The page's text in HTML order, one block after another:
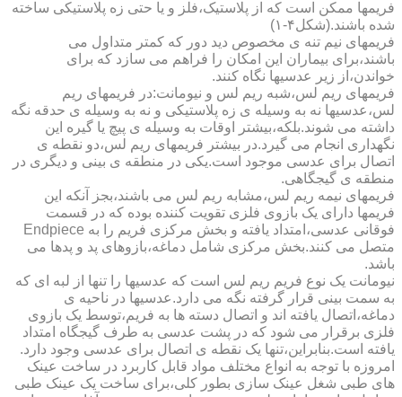
فریمها ممکن است که از پلاستیک،فلز و یا حتی زه پلاستیکی ساخته
شده باشند.(شکل۴-۱)
فریمهای نیم تنه ی مخصوص دید دور که کمتر متداول می
باشند،برای بیماران این امکان را فراهم می سازد که برای
خواندن،از زیر عدسیها نگاه کنند.
فریمهای ریم لس،شبه ریم لس و نیومانت:در فریمهای ریم
لس،عدسیها نه به وسیله ی زه پلاستیکی و نه به وسیله ی حدقه نگه
داشته می شوند.بلکه،بیشتر اوقات به وسیله ی پیچ یا گیره این
نگهداری انجام می گیرد.در بیشتر فریمهای ریم لس،دو نقطه ی
اتصال برای عدسی موجود است.یکی در منطقه ی بینی و دیگری در
منطقه ی گیجگاهی.
فریمهای نیمه ریم لس،مشابه ریم لس می باشند،بجز آنکه این
فریمها دارای یک بازوی فلزی تقویت کننده بوده که در قسمت
فوقانی عدسی،امتداد یافته و بخش مرکزی فریم را به Endpiece
متصل می کنند.بخش مرکزی شامل دماغه،بازوهای پد و پدها می
باشد.
نیومانت یک نوع فریم ریم لس است که عدسیها را تنها از لبه ای که
به سمت بینی قرار گرفته نگه می دارد.عدسیها در ناحیه ی
دماغه،اتصال یافته اند و اتصال دسته ها به فریم،توسط یک بازوی
فلزی برقرار می شود که در پشت عدسی به طرف گیجگاه امتداد
یافته است.بنابراین،تنها یک نقطه ی اتصال برای عدسی وجود دارد.
امروزه با توجه به انواع مختلف مواد قابل کاربرد در ساخت عینک
های طبی شغل عینک سازی بطور کلی،برای ساخت یک عینک طبی